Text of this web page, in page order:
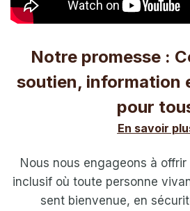
Notre promesse :
soutien, information
pour
En savoir
Nous nous engageons à
inclusif où toute personne
sent bienvenue, en